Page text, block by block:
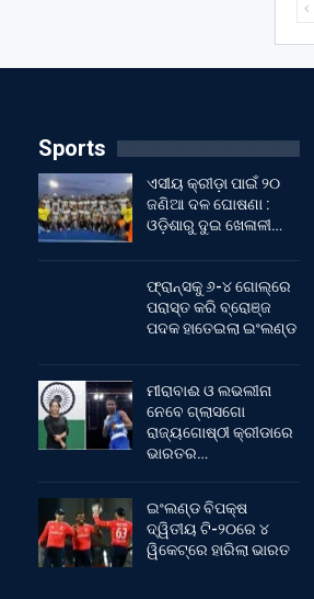
Sports
ଏସୀୟ କ୍ରୀଡ଼ା ପାଇଁ ୨୦
ଜଣିଆ ଦଳ ଘୋଷଣା :
ଓଡ଼ିଶାରୁ ଦୁଇ ଖେଳାଳୀ…
ଫ୍ରାନ୍ସକୁ ୬-୪ ଗୋଲ୍‌ରେ
ପରାସ୍ତ କରି ବ୍ରୋଞ୍ଜ
ପଦକ ହାତେଇଲା ଇଂଲଣ୍ଡ
ମୀରାବାଈ ଓ ଲଭଲୀନା
ନେବେ ଗ୍ଲାସଗୋ
ରାଜ୍ୟଗୋଷ୍ଠୀ କ୍ରୀଡାରେ
ଭାରତର…
ଇଂଲଣ୍ଡ ବିପକ୍ଷ
ଦ୍ୱିତୀୟ ଟି-୨୦ରେ ୪
ୱିକେଟ୍‌ରେ ହାରିଲା ଭାରତ